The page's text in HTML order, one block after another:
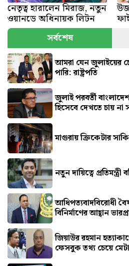
নেতৃত্ব হারালেন মিরাজ, নতুন
ওয়ানডে অধিনায়ক লিটন
সর্বশেষ
আমরা যেন জুলাইয়ের
পারি: রাষ্ট্রপতি
জুলাই পরবর্তী
হিসেবে দেখতে চায় না
মাগুরায় ক্রিকেটার
নতুন দায়িত্বে প্রতিমন্ত্রী
আধিপত্যবাদবিরোধী
বিনির্মাণের আহ্বান
জিয়াউর রহমান
ফেসবুক তথ্য চেয়ে